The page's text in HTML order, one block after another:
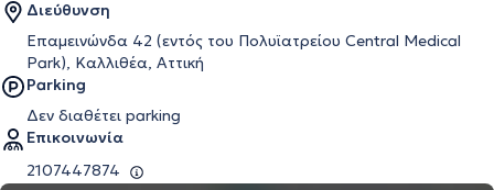
Διεύθυνση
Επαμεινώνδα 42 (εντός του Πολυϊατρείου Central Medical
Park), Καλλιθέα, Αττική
Parking
Δεν διαθέτει parking
Επικοινωνία
2107447874